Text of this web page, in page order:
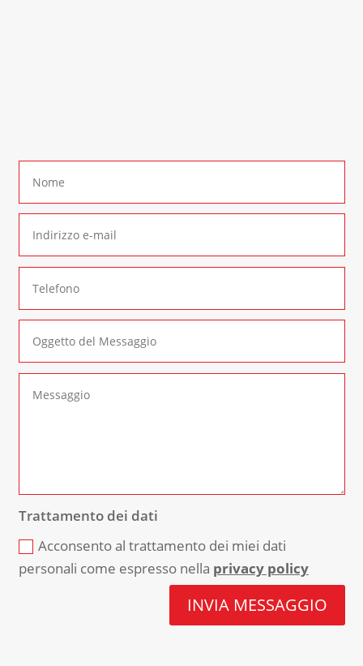
Trattamento dei dati
Acconsento al trattamento dei miei dati
personali come espresso nella privacy policy
INVIA MESSAGGIO